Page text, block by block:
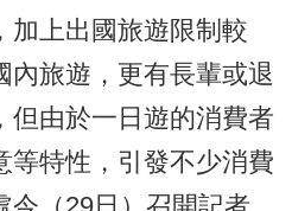
加上出國旅遊限制較
內旅遊，更有長輩或退
但由於一日遊的消費者
等特性，引發不少消費